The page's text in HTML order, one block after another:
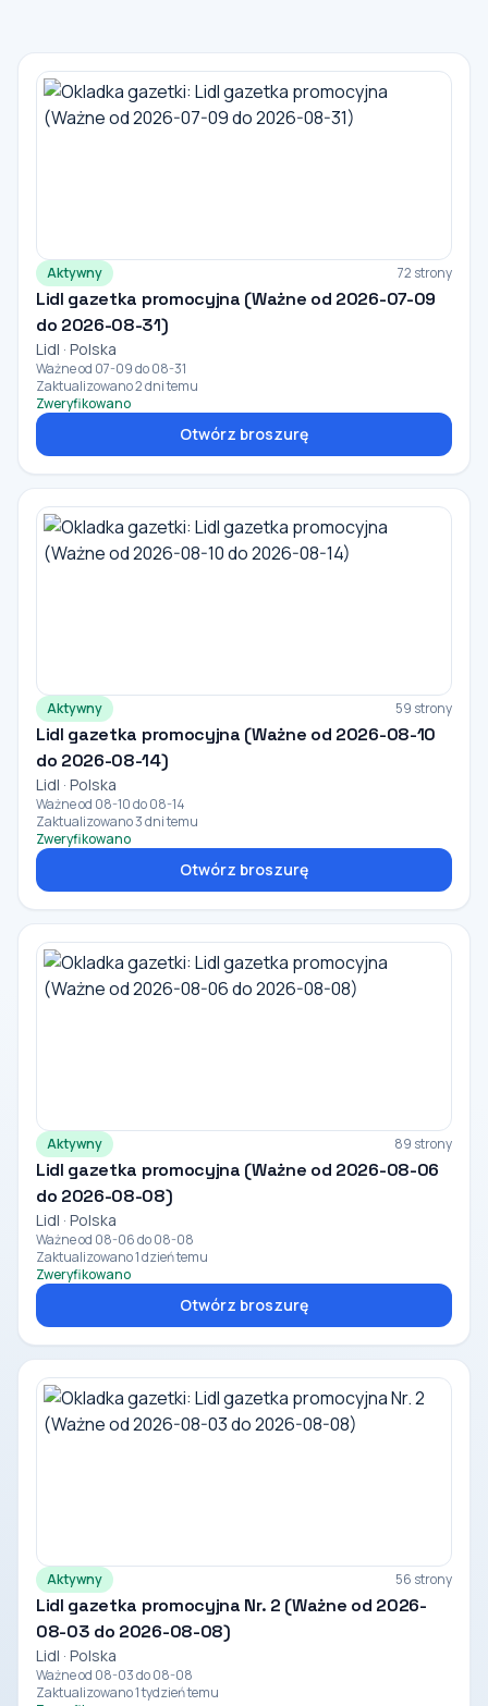
Aktywny 72 strony
Lidl gazetka promocyjna (Ważne od 2026-07-09
do 2026-08-31)
Lidl · Polska
Ważne od 07-09 do 08-31
Zaktualizowano 2 dni temu
Zweryfikowano
Otwórz broszurę
Aktywny 59 strony
Lidl gazetka promocyjna (Ważne od 2026-08-10
do 2026-08-14)
Lidl · Polska
Ważne od 08-10 do 08-14
Zaktualizowano 3 dni temu
Zweryfikowano
Otwórz broszurę
Aktywny 89 strony
Lidl gazetka promocyjna (Ważne od 2026-08-06
do 2026-08-08)
Lidl · Polska
Ważne od 08-06 do 08-08
Zaktualizowano 1 dzień temu
Zweryfikowano
Otwórz broszurę
Aktywny 56 strony
Lidl gazetka promocyjna Nr. 2 (Ważne od 2026-
08-03 do 2026-08-08)
Lidl · Polska
Ważne od 08-03 do 08-08
Zaktualizowano 1 tydzień temu